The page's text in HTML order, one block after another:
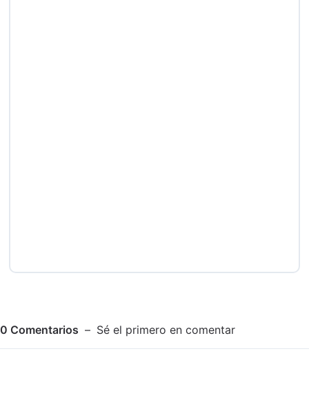
0 Comentarios Sé el primero en comentar